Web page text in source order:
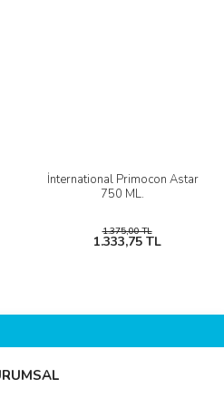
İnternational Primocon Astar
750 ML.
1.375,00 TL
1.333,75 TL